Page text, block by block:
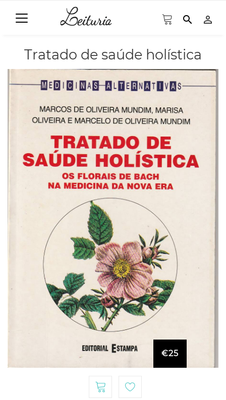
search person_outline
Tratado de saúde holística
€25